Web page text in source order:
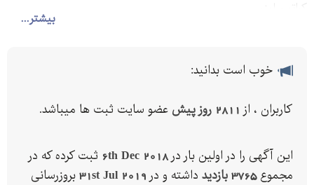
بیشتر...
خوب است بدانید:
کاربران ، از 2811 روز پیش عضو سایت ثبت ها میباشد.
این آگهی را در اولین بار در6th Dec 2018 ثبت کرده که در
مجموع3765 بازدید داشته و در 31st Jul 2019 بروزرسانی